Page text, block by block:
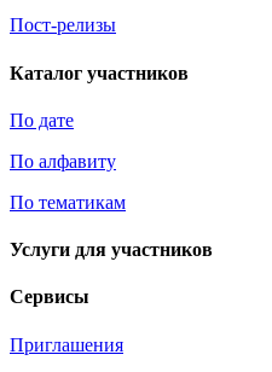
Пост-релизы
Каталог участников
По дате
По алфавиту
По тематикам
Услуги для участников
Сервисы
Приглашения